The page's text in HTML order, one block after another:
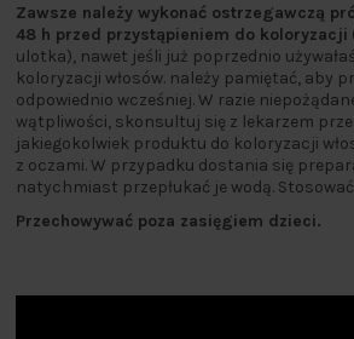
Zawsze należy wykonać ostrzegawczą
48 h przed przystąpieniem do koloryzacji
ulotka), nawet jeśli już poprzednio
koloryzacji włosów. należy pamiętać, aby
odpowiednio wcześniej. W razie
wątpliwości, skonsultuj się z lekarzem
jakiegokolwiek produktu do koloryzacji
z oczami. W przypadku dostania się
natychmiast przepłukać je wodą.
Przechowywać poza zasięgiem dzieci.